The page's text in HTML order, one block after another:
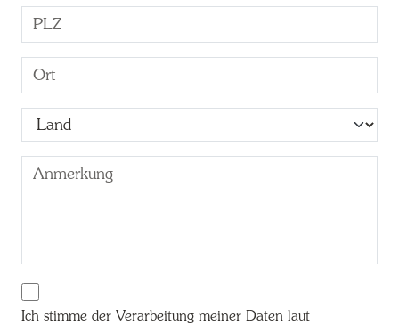
Ich stimme der Verarbeitung meiner Daten laut